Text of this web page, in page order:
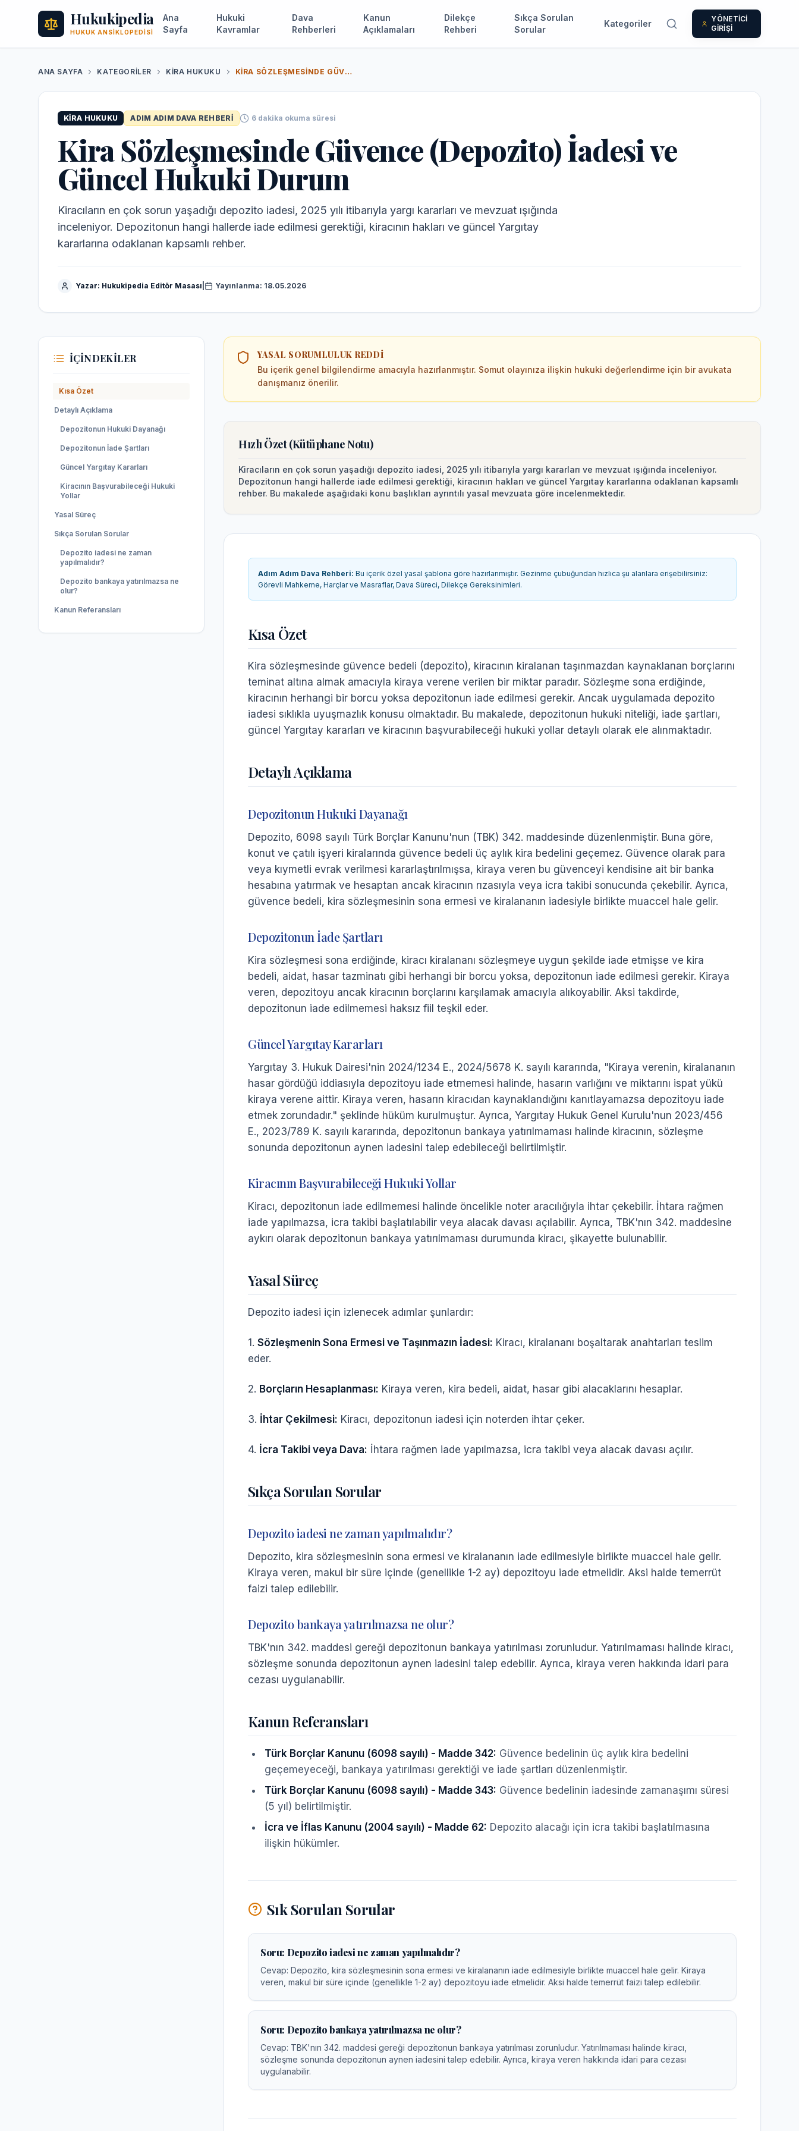
Hukukipedia
HUKUK ANSIKLOPEDISI
Ana
Sayfa
Hukuki
Kavramlar
Dava
Rehberleri
Kanun
Açıklamaları
Dilekçe
Rehberi
Sıkça Sorulan
Sorular
Kategoriler
YÖNETİCİ
GİRİŞİ
ANA SAYFA KATEGORILER KIRA HUKUKU KIRA SÖZLEŞMESINDE GÜVENCE (DEPOZITO) İADESI VE GÜNCEL HUKUKI DURUM
KIRA HUKUKU ADIM ADIM DAVA REHBERI 6dakika okuma süresi
Kira Sözleşmesinde Güvence (Depozito) İadesi ve
Güncel Hukuki Durum
Kiracıların en çok sorun yaşadığı depozito iadesi, 2025 yılı itibarıyla yargı kararları ve mevzuat ışığında
inceleniyor. Depozitonun hangi hallerde iade edilmesi gerektiği, kiracının hakları ve güncel Yargıtay
kararlarına odaklanan kapsamlı rehber.
Yazar: Hukukipedia Editör Masası Yayınlanma: 18.05.2026
İÇINDEKILER
Kısa Özet
Detaylı Açıklama
Depozitonun Hukuki Dayanağı
Depozitonun İade Şartları
Güncel Yargıtay Kararları
Kiracının Başvurabileceği Hukuki
Yollar
Yasal Süreç
Sıkça Sorulan Sorular
Depozito iadesi ne zaman
yapılmalıdır?
Depozito bankaya yatırılmazsa ne
olur?
Kanun Referansları
YASAL SORUMLULUK REDDI
Bu içerik genel bilgilendirme amacıyla hazırlanmıştır. Somut olayınıza ilişkin hukuki değerlendirme için bir avukata
danışmanız önerilir.
Hızlı Özet (Kütüphane Notu)
Kiracıların en çok sorun yaşadığı depozito iadesi, 2025 yılı itibarıyla yargı kararları ve mevzuat ışığında inceleniyor.
Depozitonun hangi hallerde iade edilmesi gerektiği, kiracının hakları ve güncel Yargıtay kararlarına odaklanan kapsamlı
rehber. Bu makalede aşağıdaki konu başlıkları ayrıntılı yasal mevzuata göre incelenmektedir.
Adım Adım Dava Rehberi: Bu içerik özel yasal şablona göre hazırlanmıştır. Gezinme çubuğundan hızlıca şu alanlara erişebilirsiniz:
Görevli Mahkeme, Harçlar ve Masraflar, Dava Süreci, Dilekçe Gereksinimleri.
Kısa Özet
Kira sözleşmesinde güvence bedeli (depozito), kiracının kiralanan taşınmazdan kaynaklanan borçlarını
teminat altına almak amacıyla kiraya verene verilen bir miktar paradır. Sözleşme sona erdiğinde,
kiracının herhangi bir borcu yoksa depozitonun iade edilmesi gerekir. Ancak uygulamada depozito
iadesi sıklıkla uyuşmazlık konusu olmaktadır. Bu makalede, depozitonun hukuki niteliği, iade şartları,
güncel Yargıtay kararları ve kiracının başvurabileceği hukuki yollar detaylı olarak ele alınmaktadır.
Detaylı Açıklama
Depozitonun Hukuki Dayanağı
Depozito, 6098 sayılı Türk Borçlar Kanunu'nun (TBK) 342. maddesinde düzenlenmiştir. Buna göre,
konut ve çatılı işyeri kiralarında güvence bedeli üç aylık kira bedelini geçemez. Güvence olarak para
veya kıymetli evrak verilmesi kararlaştırılmışsa, kiraya veren bu güvenceyi kendisine ait bir banka
hesabına yatırmak ve hesaptan ancak kiracının rızasıyla veya icra takibi sonucunda çekebilir. Ayrıca,
güvence bedeli, kira sözleşmesinin sona ermesi ve kiralananın iadesiyle birlikte muaccel hale gelir.
Depozitonun İade Şartları
Kira sözleşmesi sona erdiğinde, kiracı kiralananı sözleşmeye uygun şekilde iade etmişse ve kira
bedeli, aidat, hasar tazminatı gibi herhangi bir borcu yoksa, depozitonun iade edilmesi gerekir. Kiraya
veren, depozitoyu ancak kiracının borçlarını karşılamak amacıyla alıkoyabilir. Aksi takdirde,
depozitonun iade edilmemesi haksız fiil teşkil eder.
Güncel Yargıtay Kararları
Yargıtay 3. Hukuk Dairesi'nin 2024/1234 E., 2024/5678 K. sayılı kararında, "Kiraya verenin, kiralananın
hasar gördüğü iddiasıyla depozitoyu iade etmemesi halinde, hasarın varlığını ve miktarını ispat yükü
kiraya verene aittir. Kiraya veren, hasarın kiracıdan kaynaklandığını kanıtlayamazsa depozitoyu iade
etmek zorundadır." şeklinde hüküm kurulmuştur. Ayrıca, Yargıtay Hukuk Genel Kurulu'nun 2023/456
E., 2023/789 K. sayılı kararında, depozitonun bankaya yatırılmaması halinde kiracının, sözleşme
sonunda depozitonun aynen iadesini talep edebileceği belirtilmiştir.
Kiracının Başvurabileceği Hukuki Yollar
Kiracı, depozitonun iade edilmemesi halinde öncelikle noter aracılığıyla ihtar çekebilir. İhtara rağmen
iade yapılmazsa, icra takibi başlatılabilir veya alacak davası açılabilir. Ayrıca, TBK'nın 342. maddesine
aykırı olarak depozitonun bankaya yatırılmaması durumunda kiracı, şikayette bulunabilir.
Yasal Süreç
Depozito iadesi için izlenecek adımlar şunlardır:
1. Sözleşmenin Sona Ermesi ve Taşınmazın İadesi: Kiracı, kiralananı boşaltarak anahtarları teslim
eder.
2. Borçların Hesaplanması: Kiraya veren, kira bedeli, aidat, hasar gibi alacaklarını hesaplar.
3. İhtar Çekilmesi: Kiracı, depozitonun iadesi için noterden ihtar çeker.
4. İcra Takibi veya Dava: İhtara rağmen iade yapılmazsa, icra takibi veya alacak davası açılır.
Sıkça Sorulan Sorular
Depozito iadesi ne zaman yapılmalıdır?
Depozito, kira sözleşmesinin sona ermesi ve kiralananın iade edilmesiyle birlikte muaccel hale gelir.
Kiraya veren, makul bir süre içinde (genellikle 1-2 ay) depozitoyu iade etmelidir. Aksi halde temerrüt
faizi talep edilebilir.
Depozito bankaya yatırılmazsa ne olur?
TBK'nın 342. maddesi gereği depozitonun bankaya yatırılması zorunludur. Yatırılmaması halinde kiracı,
sözleşme sonunda depozitonun aynen iadesini talep edebilir. Ayrıca, kiraya veren hakkında idari para
cezası uygulanabilir.
Kanun Referansları
Türk Borçlar Kanunu (6098 sayılı) - Madde 342: Güvence bedelinin üç aylık kira bedelini
geçemeyeceği, bankaya yatırılması gerektiği ve iade şartları düzenlenmiştir.
Türk Borçlar Kanunu (6098 sayılı) - Madde 343: Güvence bedelinin iadesinde zamanaşımı süresi
(5 yıl) belirtilmiştir.
İcra ve İflas Kanunu (2004 sayılı) - Madde 62: Depozito alacağı için icra takibi başlatılmasına
ilişkin hükümler.
Sık Sorulan Sorular
Soru: Depozito iadesi ne zaman yapılmalıdır?
Cevap: Depozito, kira sözleşmesinin sona ermesi ve kiralananın iade edilmesiyle birlikte muaccel hale gelir. Kiraya
veren, makul bir süre içinde (genellikle 1-2 ay) depozitoyu iade etmelidir. Aksi halde temerrüt faizi talep edilebilir.
Soru: Depozito bankaya yatırılmazsa ne olur?
Cevap: TBK'nın 342. maddesi gereği depozitonun bankaya yatırılması zorunludur. Yatırılmaması halinde kiracı,
sözleşme sonunda depozitonun aynen iadesini talep edebilir. Ayrıca, kiraya veren hakkında idari para cezası
uygulanabilir.